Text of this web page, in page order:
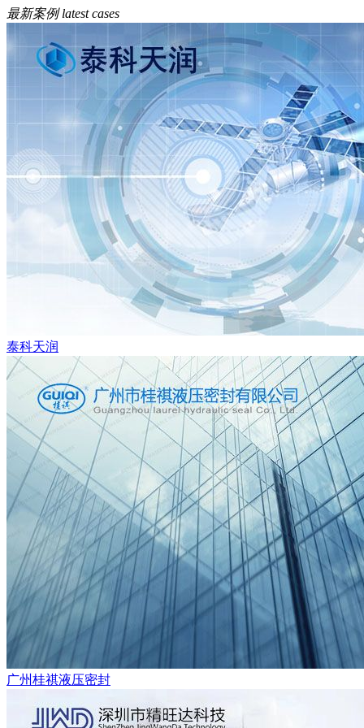
最新案例latest cases
泰科天润
广州桂祺液压密封